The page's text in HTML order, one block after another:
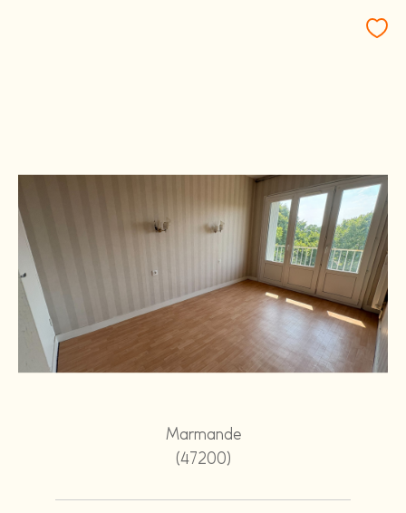
Marmande
(47200)